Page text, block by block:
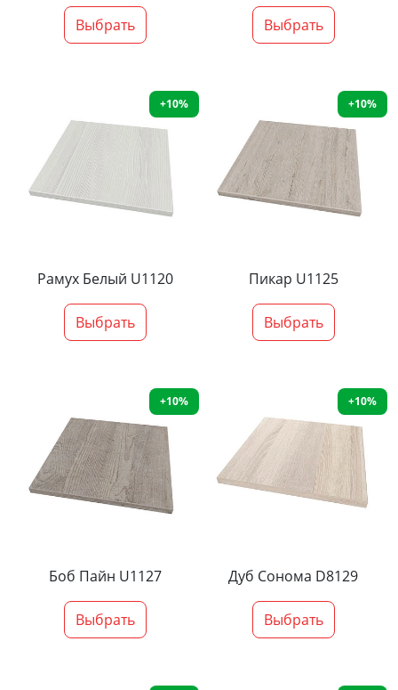
Выбрать Выбрать
+10%
Рамух Белый U1120
Выбрать
+10%
Пикар U1125
Выбрать
+10%
Боб Пайн U1127
Выбрать
+10%
Дуб Сонома D8129
Выбрать